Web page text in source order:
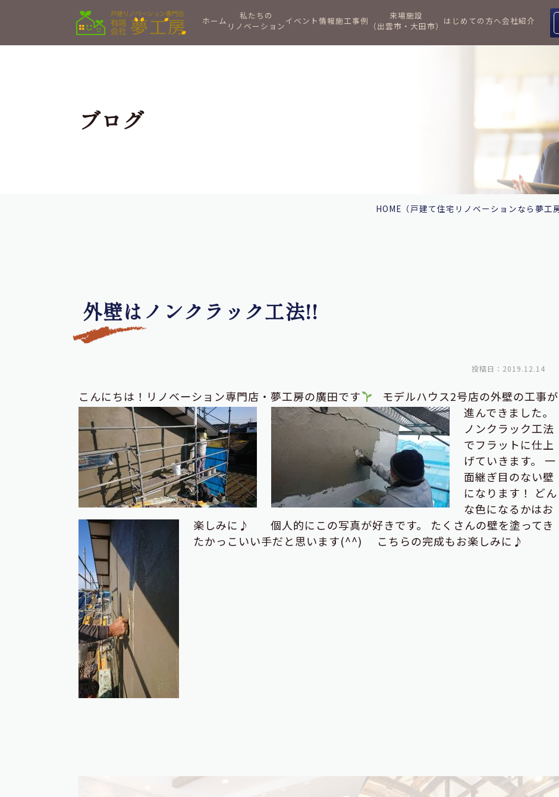
ホーム
私たちの
リノベーションイベント情報施工事例
来場施設
（出雲市・大田市） はじめての方へ会社紹介
出雲
定休
ブログ
HOME （戸建て住宅リノベーションなら夢工房
外壁はノンクラック工法!!
投稿日：2019.12.14
こんにちは！リノベーション専門店・夢工房の廣田です
モデルハウス2号店の外壁の工事が
進んできました。
ノンクラック工法
でフラットに仕上
げていきます。 一
面継ぎ目のない壁
になります！ どん
な色になるかはお
楽しみに♪
個人的にこの写真が好きです。 たくさんの壁を塗ってき
たかっこいい手だと思います(^^) こちらの完成もお楽しみに♪